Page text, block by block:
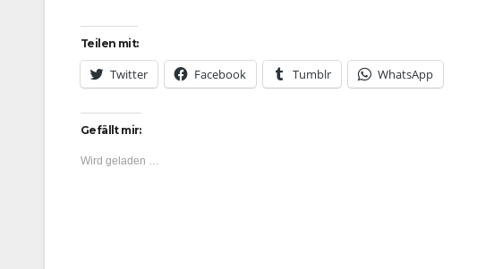
Teilen mit:
Twitter Facebook Tumblr WhatsApp
Gefällt mir:
Wird geladen …